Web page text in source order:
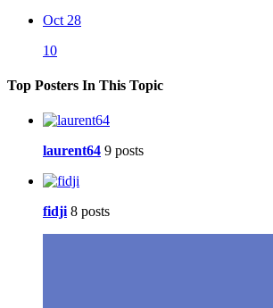
Oct 28
10
Top Posters In This Topic
laurent64 9 posts
fidji 8 posts